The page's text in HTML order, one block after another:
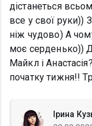
дістанеться
все у свої руки))
ніж чудово) А
моє серденько))
Майкл і
початку тижня!!
Ірина